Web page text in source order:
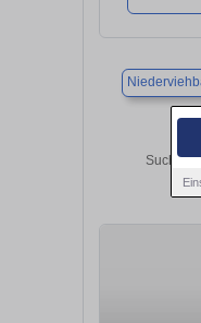
Suchen